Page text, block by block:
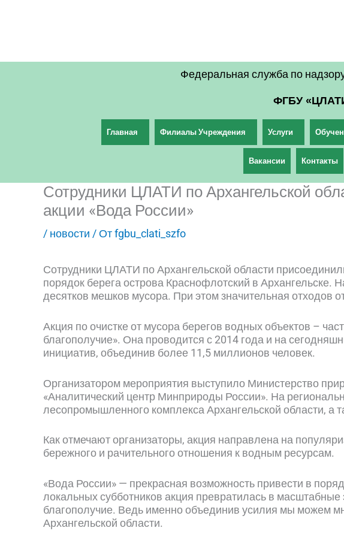
Федеральная служба по
ФГБУ
Главная Филиалы Учреждения Услуги
Вакансии Контакты
Сотрудники ЦЛАТИ по Архангельской
акции «Вода России»
/ новости / Отfgbu_clati_szfo
Сотрудники ЦЛАТИ по Архангельской области
порядок берега острова Краснофлотский в
десятков мешков мусора. При этом значительная
Акция по очистке от мусора берегов водных объектов –
благополучие». Она проводится с 2014 года и на
инициатив, объединив более 11,5 миллионов человек.
Организатором мероприятия выступило Министерство
«Аналитический центр Минприроды России». На
лесопромышленного комплекса Архангельской области,
Как отмечают организаторы, акция направлена на
бережного и рачительного отношения к водным ресурсам.
«Вода России» — прекрасная возможность привести в
локальных субботников акция превратилась в
благополучие. Ведь именно объединив усилия мы можем
Архангельской области.